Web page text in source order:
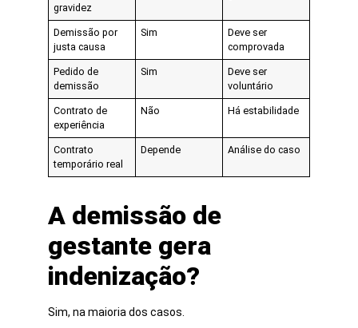
gravidez
Demissão por
justa causa
Sim
Deve ser
comprovada
Pedido de
demissão
Sim
Deve ser
voluntário
Contrato de
experiência
Não Há estabilidade
Contrato
temporário real
Depende Análise do caso
A demissão de
gestante gera
indenização?
Sim, na maioria dos casos.